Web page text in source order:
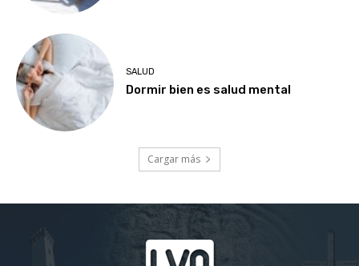
SALUD
Dormir bien es salud mental
Cargar más